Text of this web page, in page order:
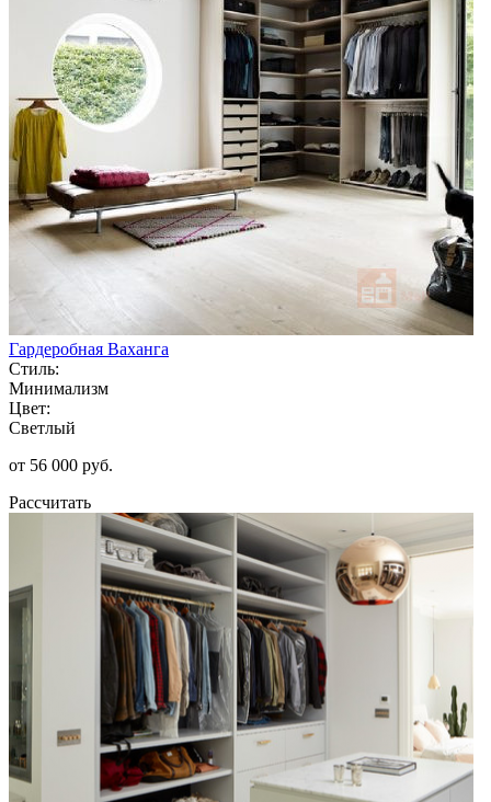
Гардеробная Ваханга
Стиль:
Минимализм
Цвет:
Светлый
от 56 000 руб.
Рассчитать